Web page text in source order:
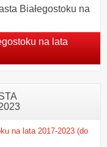
Białegostoku na
na lata
na lata 2017-2023 (do